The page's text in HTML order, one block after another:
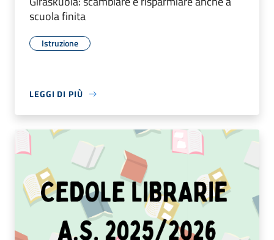
scuola finita
Istruzione
LEGGI DI PIÙ